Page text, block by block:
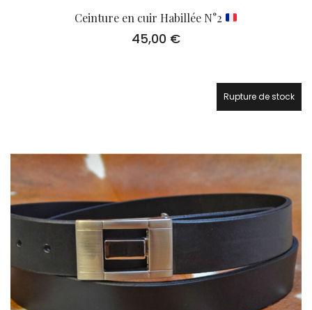
Ceinture en cuir Habillée N°2
45,00 €
Rupture de stock